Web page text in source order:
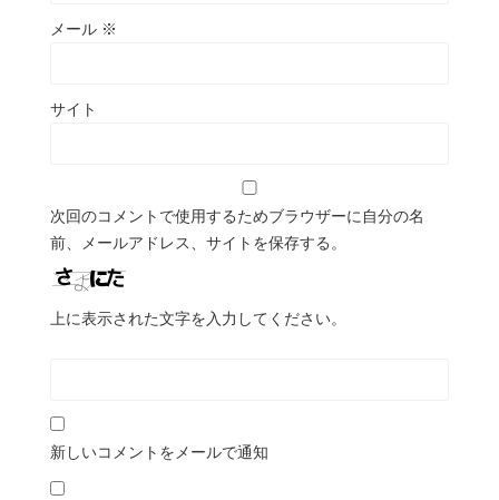
メール ※
サイト
次回のコメントで使用するためブラウザーに自分の名
前、メールアドレス、サイトを保存する。
上に表示された文字を入力してください。
新しいコメントをメールで通知